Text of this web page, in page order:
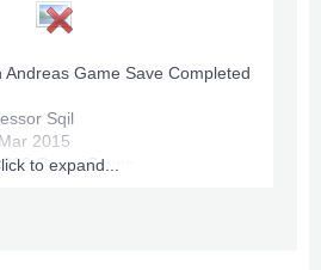
Andreas Game Save Completed
Sqil
2015
Game Saves
to expand...